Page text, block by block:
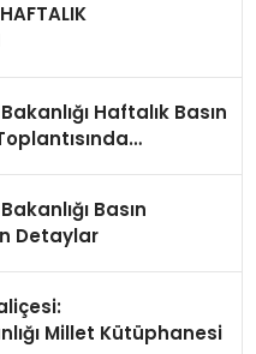
Haftalık Basın
Basın
Detaylar
Millet Kütüphanesi